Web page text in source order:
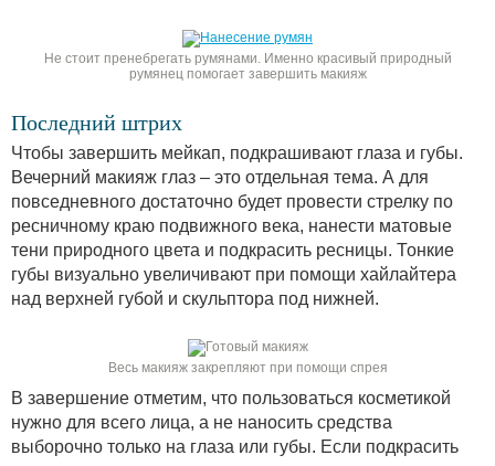
Не стоит пренебрегать румянами. Именно красивый природный
румянец помогает завершить макияж
Последний штрих
Чтобы завершить мейкап, подкрашивают глаза и губы.
Вечерний макияж глаз – это отдельная тема. А для
повседневного достаточно будет провести стрелку по
ресничному краю подвижного века, нанести матовые
тени природного цвета и подкрасить ресницы. Тонкие
губы визуально увеличивают при помощи хайлайтера
над верхней губой и скульптора под нижней.
Весь макияж закрепляют при помощи спрея
В завершение отметим, что пользоваться косметикой
нужно для всего лица, а не наносить средства
выборочно только на глаза или губы. Если подкрасить